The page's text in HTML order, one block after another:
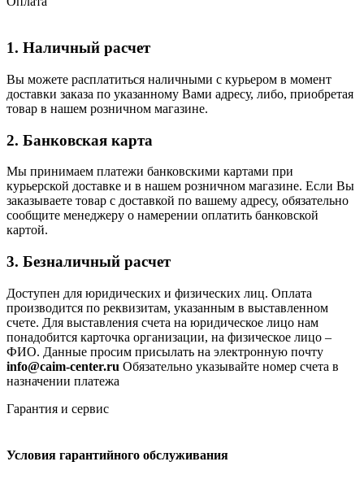
1. Наличный расчет
Вы можете расплатиться наличными с курьером в момент
доставки заказа по указанному Вами адресу, либо, приобретая
товар в нашем розничном магазине.
2. Банковская карта
Мы принимаем платежи банковскими картами при
курьерской доставке и в нашем розничном магазине. Если Вы
заказываете товар с доставкой по вашему адресу, обязательно
сообщите менеджеру о намерении оплатить банковской
картой.
3. Безналичный расчет
Доступен для юридических и физических лиц. Оплата
производится по реквизитам, указанным в выставленном
счете. Для выставления счета на юридическое лицо нам
понадобится карточка организации, на физическое лицо –
ФИО. Данные просим присылать на электронную почту
info@caim-center.ru Обязательно указывайте номер счета в
назначении платежа
Гарантия и сервис
Условия гарантийного обслуживания